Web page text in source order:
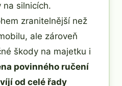
silnicích.
zranitelnější než
ale zároveň
škody na majetku i
povinného ručení
od celé řady